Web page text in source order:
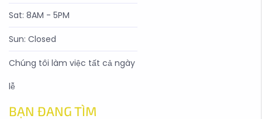
Sat: 8AM - 5PM
Sun: Closed
Chúng tôi làm việc tất cả ngày
lễ
BẠN ĐANG TÌM